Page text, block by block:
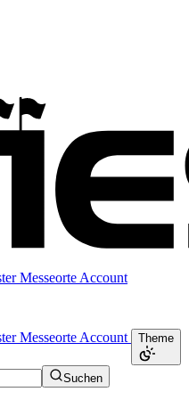
Messeorte Account
Messeorte Account Theme
Suchen